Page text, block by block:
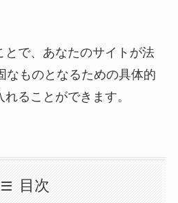
とで、あなたのサイトが法
なものとなるための具体的
ることができます。
目次